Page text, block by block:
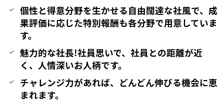
個性と得意分野を生かせる自由闊達な社風で、成
果評価に応じた特別報酬も各分野で用意していま
す。
魅力的な社長!社員思いで、社員との距離が近
く、人情深いお人柄です。
チャレンジ力があれば、どんどん伸びる機会に恵
まれます。